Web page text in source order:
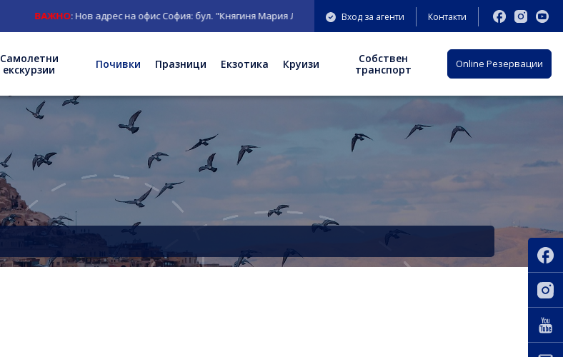
ВАЖНО: Нов адрес на офис София: бул. "Княгиня Мария Луиза" 9-11 ет.3; Вход за агенти Контакти
Самолетни
екскурзии
Почивки Празници Екзотика Круизи
Собствен
транспорт
Оnline Резервации